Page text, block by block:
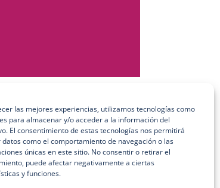
las mejores experiencias, utilizamos tecnologías como
para almacenar y/o acceder a la información del
El consentimiento de estas tecnologías nos permitirá
datos como el comportamiento de navegación o las
únicas en este sitio. No consentir o retirar el
puede afectar negativamente a ciertas
y funciones.